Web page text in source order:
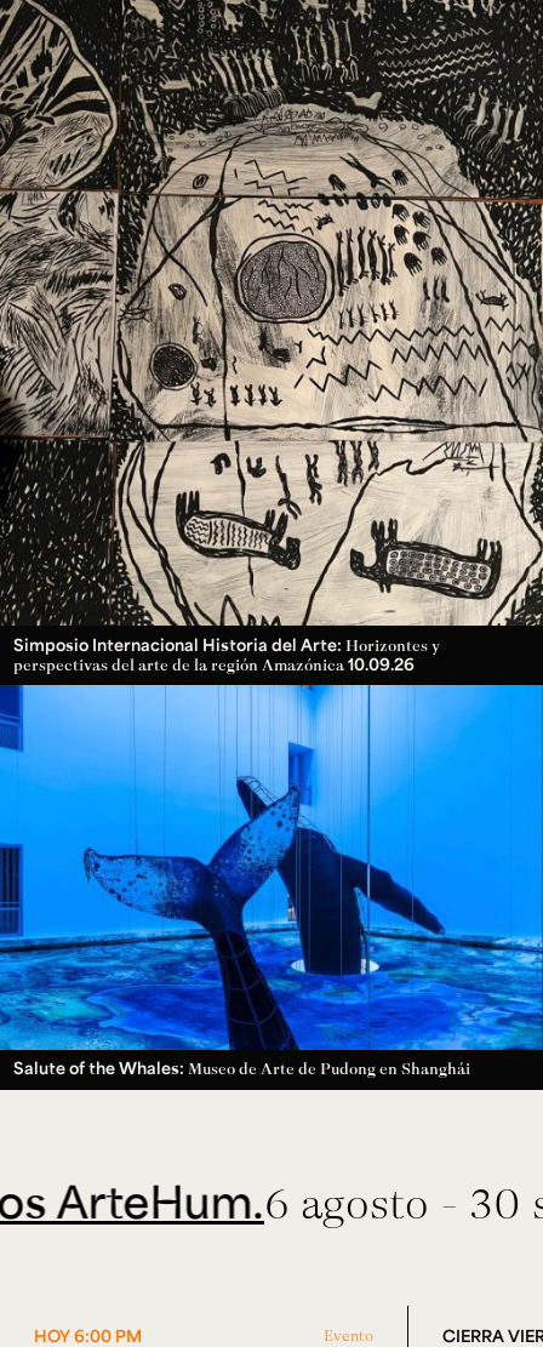
Configuración de cookies
Universidad de los Andes | Vigilada Mineducación.
Reconocimiento como universidad: Decreto 1297 del 30
de mayo de 1964. Reconocimiento de personería jurídica:
Resolución 28 del 23 de febrero de 1949, Minjusticia.
Acreditación institucional de alta calidad, 10 años:
Resolución 000194 del 16 de enero del 2025.
Ext. 2626
Posgrados
Ext. 4925
Educación
Continua
Ext. 4795
Simposio Internacional Historia del Arte: Horizontes y
perspectivas del arte de la región Amazónica 10.09.26
Salute of the Whales: Museo de Arte de Pudong en Shanghái
6 agosto - 30
HOY 6:00 PM Evento CIERRA